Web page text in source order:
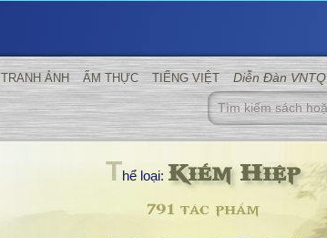
TRANH ẢNH ẨM THỰC TIẾNG VIỆT Diễn Đàn VNTQ
Thể loại: Kiếm Hiệp
791 tác phẩm